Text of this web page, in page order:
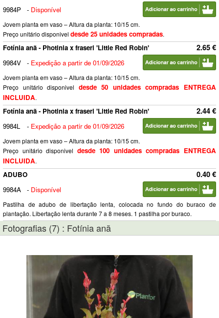
9984P
- Disponível
Jovem planta em vaso – Altura da planta: 10/15 cm.
Preço unitário disponivel desde 25 unidades compradas.
2.65 €
Fotínia anã - Photinia x fraseri 'Little Red Robin'
9984V
- Expedição a partir de 01/09/2026
Jovem planta em vaso – Altura da planta: 10/15 cm.
Preço unitário disponivel desde 50 unidades compradas ENTREGA
INCLUIDA.
2.44 €
Fotínia anã - Photinia x fraseri 'Little Red Robin'
9984L
- Expedição a partir de 01/09/2026
Jovem planta em vaso – Altura da planta: 10/15 cm.
Preço unitário disponivel desde 100 unidades compradas ENTREGA
INCLUIDA.
0.40 €
ADUBO
9984A
- Disponível
Pastilha de adubo de libertação lenta, colocada no fundo do buraco de
plantação. Libertação lenta durante 7 a 8 meses. 1 pastilha por buraco.
Fotografias (7) : Fotínia anã